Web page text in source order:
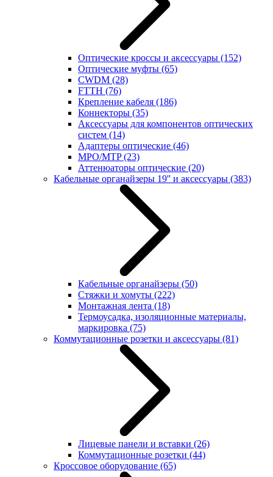
Оптические кроссы и аксессуары (152)
Оптические муфты (65)
CWDM (28)
FTTH (76)
Крепление кабеля (186)
Коннекторы (35)
Аксессуары для компонентов оптических
систем (14)
Адаптеры оптические (46)
MPO/MTP(23)
Аттенюаторы оптические (20)
Кабельные органайзеры 19'' и аксессуары (383)
Кабельные органайзеры (50)
Стяжки и хомуты (222)
Монтажная лента (18)
Термоусадка, изоляционные материалы,
маркировка (75)
Коммутационные розетки и аксессуары (81)
Лицевые панели и вставки (26)
Коммутационные розетки (44)
Кроссовое оборудование (65)